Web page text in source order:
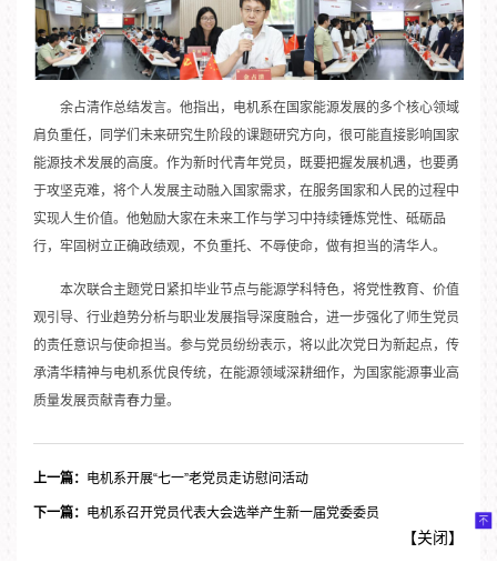
余占清作总结发言。他指出，电机系在国家能源发展的多个核心领域
肩负重任，同学们未来研究生阶段的课题研究方向，很可能直接影响国家
能源技术发展的高度。作为新时代青年党员，既要把握发展机遇，也要勇
于攻坚克难，将个人发展主动融入国家需求，在服务国家和人民的过程中
实现人生价值。他勉励大家在未来工作与学习中持续锤炼党性、砥砺品
行，牢固树立正确政绩观，不负重托、不辱使命，做有担当的清华人。
本次联合主题党日紧扣毕业节点与能源学科特色，将党性教育、价值
观引导、行业趋势分析与职业发展指导深度融合，进一步强化了师生党员
的责任意识与使命担当。参与党员纷纷表示，将以此次党日为新起点，传
承清华精神与电机系优良传统，在能源领域深耕细作，为国家能源事业高
质量发展贡献青春力量。
上一篇： 电机系开展“七一”老党员走访慰问活动
下一篇： 电机系召开党员代表大会选举产生新一届党委委员
【关闭】